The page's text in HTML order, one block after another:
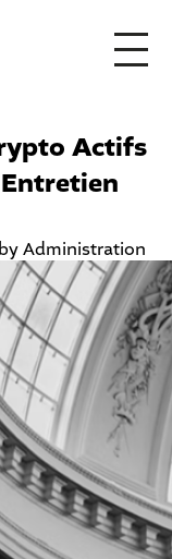
Actifs
byAdministration